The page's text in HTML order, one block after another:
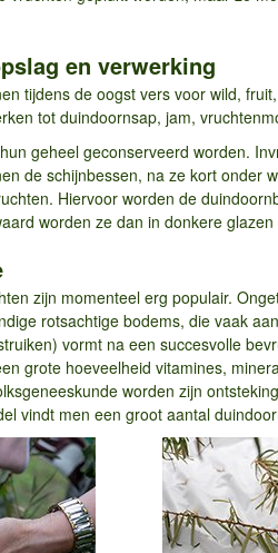
en verwerking
tijdens de oogst vers voor wild,
tot duindoornsap, jam,
geheel geconserveerd worden.
de schijnbessen, na ze kort onder
Hiervoor worden de
worden ze dan in donkere
zijn momenteel erg populair.
rotsachtige bodems, die vaak
vormt na een succesvolle
grote hoeveelheid vitamines,
worden zijn
vindt men een groot aantal